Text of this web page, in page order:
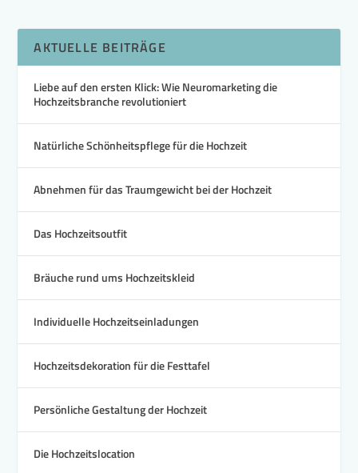
AKTUELLE BEITRÄGE
Liebe auf den ersten Klick: Wie Neuromarketing die
Hochzeitsbranche revolutioniert
Natürliche Schönheitspflege für die Hochzeit
Abnehmen für das Traumgewicht bei der Hochzeit
Das Hochzeitsoutfit
Bräuche rund ums Hochzeitskleid
Individuelle Hochzeitseinladungen
Hochzeitsdekoration für die Festtafel
Persönliche Gestaltung der Hochzeit
Die Hochzeitslocation